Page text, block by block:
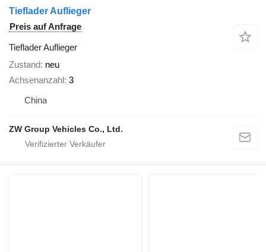
Tieflader Auflieger
Preis auf Anfrage
Tieflader Auflieger
Zustand neu
Achsenanzahl 3
China
ZW Group Vehicles Co., Ltd.